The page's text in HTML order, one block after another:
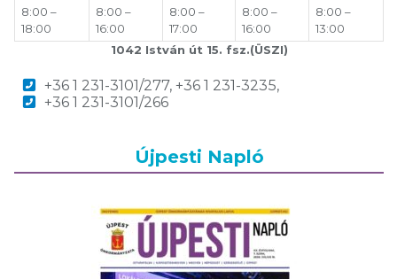
8:00 –
18:00
8:00 –
16:00
8:00 –
17:00
8:00 –
16:00
8:00 –
13:00
1042 István út 15. fsz.(ÜSZI)
+36 1 231-3101/277, +36 1 231-3235,
+36 1 231-3101/266
Újpesti Napló